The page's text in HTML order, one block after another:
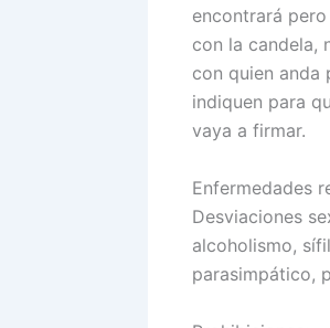
encontrará
con la candela,
con quien anda
indiquen para
vaya a firmar.
Enfermedades
Desviaciones
alcoholismo,
parasimpático,